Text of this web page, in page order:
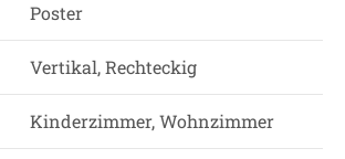
Poster
Vertikal, Rechteckig
Kinderzimmer, Wohnzimmer